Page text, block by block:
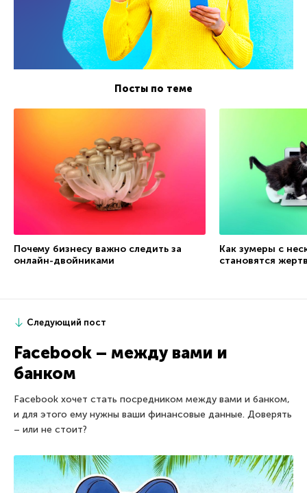
Посты по теме
Почему бизнесу важно следить за
онлайн-двойниками
Как зумеры с
становятся
Следующий пост
Facebook – между вами и
банком
Facebook хочет стать посредником между вами и банком,
и для этого ему нужны ваши финансовые данные. Доверять
– или не стоит?